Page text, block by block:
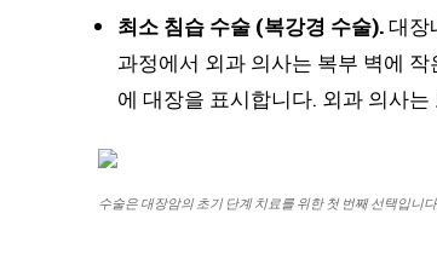
최소 침습 수술 (복강경 수술).대장
과정에서 외과 의사는 복부 벽에
에 대장을 표시합니다. 외과 의사
수술은 대장암의 초기 단계 치료를 위한 첫 번째 선택입니